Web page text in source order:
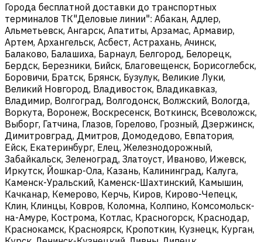
Города бесплатной доставки до транспортных
терминалов ТК"Деловые линии": Абакан, Адлер,
Альметьевск, Ангарск, Апатиты, Арзамас, Армавир,
Артем, Архангельск, Асбест, Астрахань, Ачинск,
Балаково, Балашиха, Барнаул, Белгород, Белорецк,
Бердск, Березники, Бийск, Благовещенск, Борисоглебск,
Боровичи, Братск, Брянск, Бузулук, Великие Луки,
Великий Новгород, Владивосток, Владикавказ,
Владимир, Волгоград, Волгодонск, Волжский, Вологда,
Воркута, Воронеж, Воскресенск, Воткинск, Всеволожск,
Выборг, Гатчина, Глазов, Горелово, Грозный, Дзержинск,
Димитровград, Дмитров, Домодедово, Евпатория,
Ейск, Екатеринбург, Елец, Железнодорожный,
Забайкальск, Зеленоград, Златоуст, Иваново, Ижевск,
Иркутск, Йошкар-Ола, Казань, Калининград, Калуга,
Каменск-Уральский, Каменск-Шахтинский, Камышин,
Качканар, Кемерово, Керчь, Киров, Кирово-Чепецк,
Клин, Клинцы, Ковров, Коломна, Колпино, Комсомольск-
на-Амуре, Кострома, Котлас, Красногорск, Краснодар,
Краснокамск, Красноярск, Кропоткин, Кузнецк, Курган,